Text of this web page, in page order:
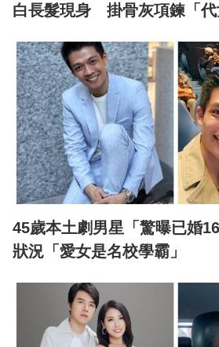
白長髮現身 掛骨灰項鍊「代
45歲本土劇男星「驚曝已婚
狀況「愛女是名校學霸」